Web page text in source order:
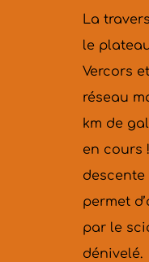
La
le
Vercors
réseau
km de
en cours
permet
par le
dénivelé.